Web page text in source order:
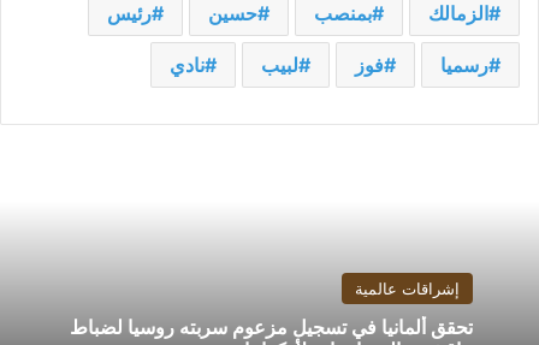
الزمالك بمنصب حسين رئيس
رسميا فوز لبيب نادي
إشراقات عالمية
تحقق ألمانيا في تسجيل مزعوم سربته روسيا لضباط